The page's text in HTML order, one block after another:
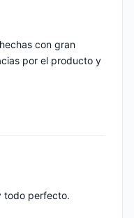
con gran
por el producto y
todo perfecto.